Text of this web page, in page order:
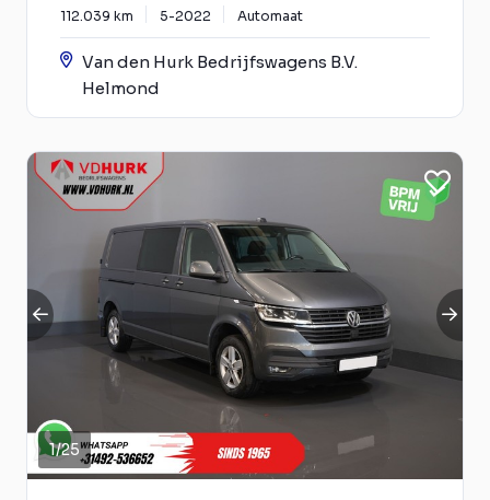
112.039 km 5-2022 Automaat
Van den Hurk Bedrijfswagens B.V.
Helmond
1/25